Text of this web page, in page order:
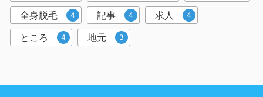
全身脱毛 4 記事 4 求人 4
ところ 4 地元 3